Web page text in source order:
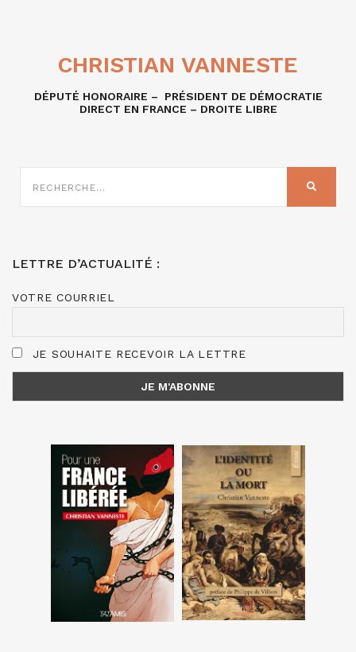
CHRISTIAN VANNESTE
DÉPUTÉ HONORAIRE – PRÉSIDENT DE DÉMOCRATIE
DIRECT EN FRANCE – DROITE LIBRE
SUR
LETTRE D’ACTUALITÉ :
VOTRE COURRIEL
JE SOUHAITE RECEVOIR LA LETTRE